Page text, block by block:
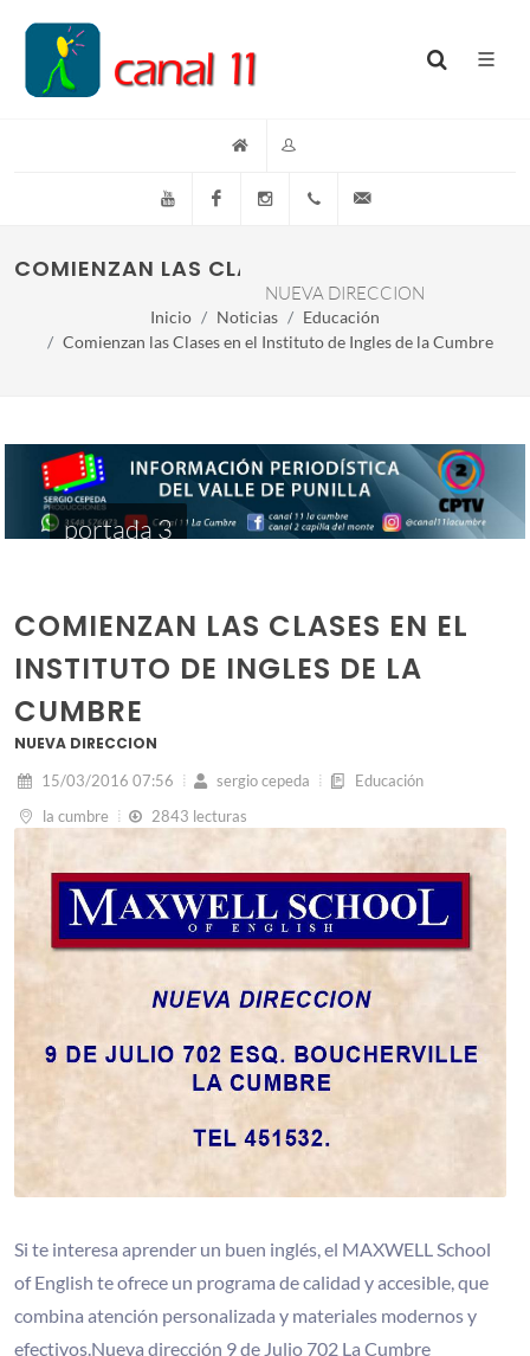
YouTube FacebookInstagram(+54)(9)3548-576073
COMIENZAN LAS CLASES EN EL INSTITUTO
NUEVA DIRECCION
Inicio Noticias
Educación
Comienzan las Clases en el Instituto de Ingles de la Cumbre
portada 3
COMIENZAN LAS CLASES EN EL
INSTITUTO DE INGLES DE LA
CUMBRE
NUEVA DIRECCION
15/03/2016 07:56 sergio cepeda
Educación
la cumbre
2843 lecturas
Si te interesa aprender un buen inglés, el MAXWELL School
of English te ofrece un programa de calidad y accesible, que
combina atención personalizada y materiales modernos y
efectivos.Nueva dirección 9 de Julio 702 La Cumbre